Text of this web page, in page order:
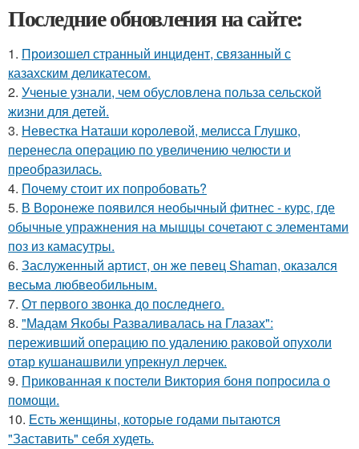
Последние обновления на сайте:
1. Произошел странный инцидент, связанный с
казахским деликатесом.
2. Ученые узнали, чем обусловлена польза сельской
жизни для детей.
3. Невестка Наташи королевой, мелисса Глушко,
перенесла операцию по увеличению челюсти и
преобразилась.
4. Почему стоит их попробовать?
5. В Воронеже появился необычный фитнес - курс, где
обычные упражнения на мышцы сочетают с элементами
поз из камасутры.
6. Заслуженный артист, он же певец Shaman, оказался
весьма любвеобильным.
7. От первого звонка до последнего.
8. "Мадам Якобы Разваливалась на Глазах":
переживший операцию по удалению раковой опухоли
отар кушанашвили упрекнул лерчек.
9. Прикованная к постели Виктория боня попросила о
помощи.
10. Есть женщины, которые годами пытаются
"Заставить" себя худеть.